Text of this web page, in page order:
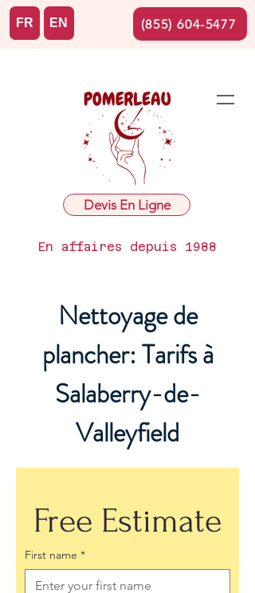
Devis En Ligne
En affaires depuis 1988
FR EN (855) 604-5477
Nettoyage de
plancher: Tarifs à
Salaberry-de-
Valleyfield
Free Estimate
First name *